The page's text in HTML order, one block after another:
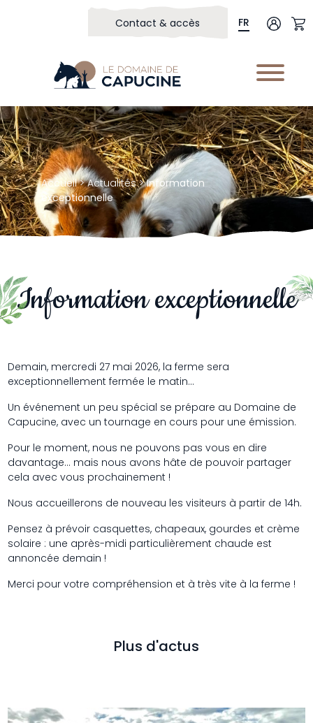
Contact & accès FR
Accueil>Actualités>Information
exceptionnelle
Information exceptionnelle
Demain, mercredi 27 mai 2026, la ferme sera
exceptionnellement fermée le matin…
Un événement un peu spécial se prépare au Domaine de
Capucine, avec un tournage en cours pour une émission.
Pour le moment, nous ne pouvons pas vous en dire
davantage… mais nous avons hâte de pouvoir partager
cela avec vous prochainement !
Nous accueillerons de nouveau les visiteurs à partir de 14h.
Pensez à prévoir casquettes, chapeaux, gourdes et crème
solaire : une après-midi particulièrement chaude est
annoncée demain !
Merci pour votre compréhension et à très vite à la ferme !
Plus d'actus